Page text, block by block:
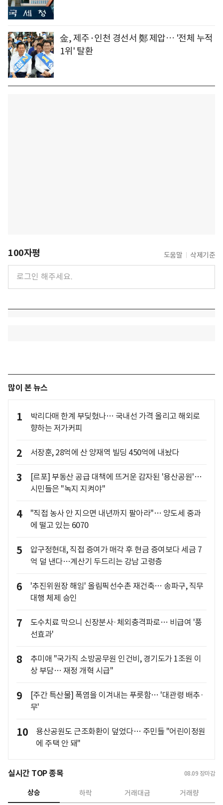
金, 제주·인천 경선서 鄭 제압… '전체 누적
1위' 탈환
100자평 도움말 삭제기준
많이 본 뉴스
1
박리다매 한계 부딪혔나… 국내선 가격 올리고 해외로
향하는 저가커피
2 서장훈, 28억에 산 양재역 빌딩 450억에 내놨다
3
[르포] 부동산 공급 대책에 뜨거운 감자된 '용산공원'…
시민들은 "녹지 지켜야"
4
"직접 농사 안 지으면 내년까지 팔아라"… 양도세 중과
에 떨고 있는 6070
5
압구정현대, 직접 증여가 매각 후 현금 증여보다 세금 7
억 덜 낸다…계산기 두드리는 강남 고령층
6
'추진위원장 해임' 올림픽선수촌 재건축… 송파구, 직무
대행 체제 승인
7
도수치료 막으니 신장분사·체외충격파로… 비급여 '풍
선효과'
8
추미애 "국가직 소방공무원 인건비, 경기도가 1조원 이
상 부담… 재정 개혁 시급"
9
[주간 특산물] 폭염을 이겨내는 푸릇함… '대관령 배추·
무'
10
용산공원도 근조화환이 덮었다… 주민들 "어린이정원
에 주택 안 돼"
실시간 TOP 종목 08.09 장마감
상승 하락 거래대금 거래량